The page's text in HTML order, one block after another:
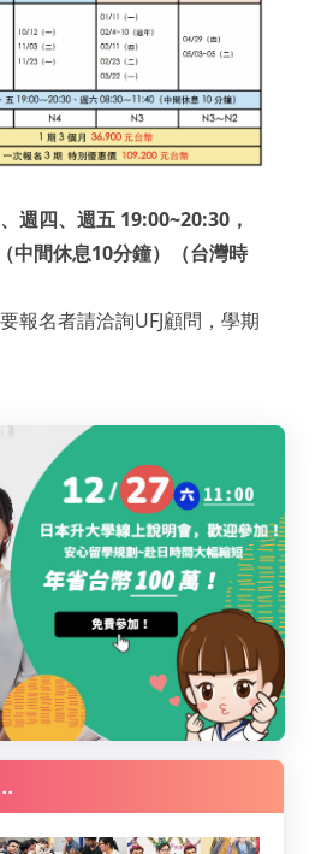
週四、週五 19:00~20:30，
中間休息10分鐘）（台灣時
報名者請洽詢UFJ顧問，學期